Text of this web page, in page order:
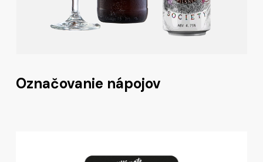
Označovanie nápojov